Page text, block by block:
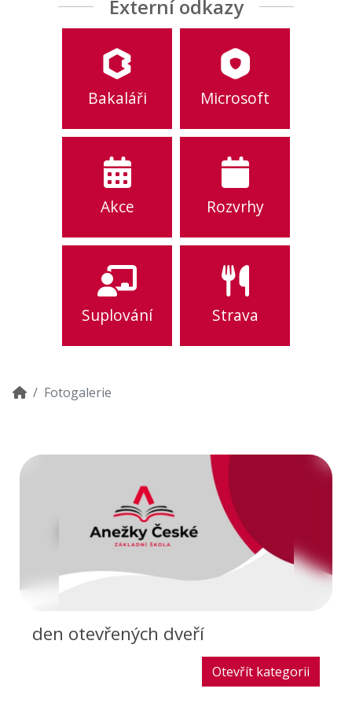
Externí odkazy
Bakaláři Microsoft
Akce Rozvrhy
Suplování Strava
Fotogalerie
den otevřených dveří
Otevřít kategorii